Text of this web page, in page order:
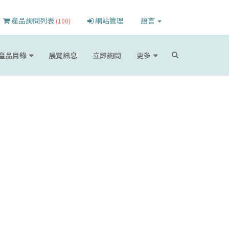
產品詢問列表 (100) 網站管理 語言
品目錄 展覽訊息 立即詢問 更多